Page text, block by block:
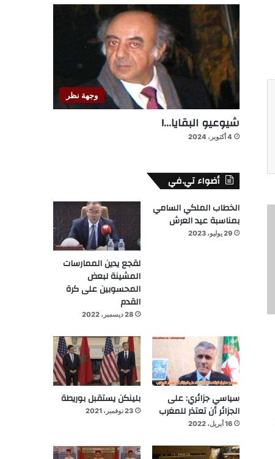
وجهة نظر
شيوعيو البقايا…!
4 أكتوبر، 2024
أضواء تي.في
الخطاب الملكي السامي
بمناسبة عيد العرش
29 يوليو، 2023
لقجع يدين الممارسات
المشينة لبعض
المحسوبين على كرة
القدم
28 ديسمبر، 2022
سياسي جزائري: على
الجزائر أن تعتذر للمغرب
16 أبريل، 2022
بلينكن يستقبل بوريطة
23 نوفمبر، 2021